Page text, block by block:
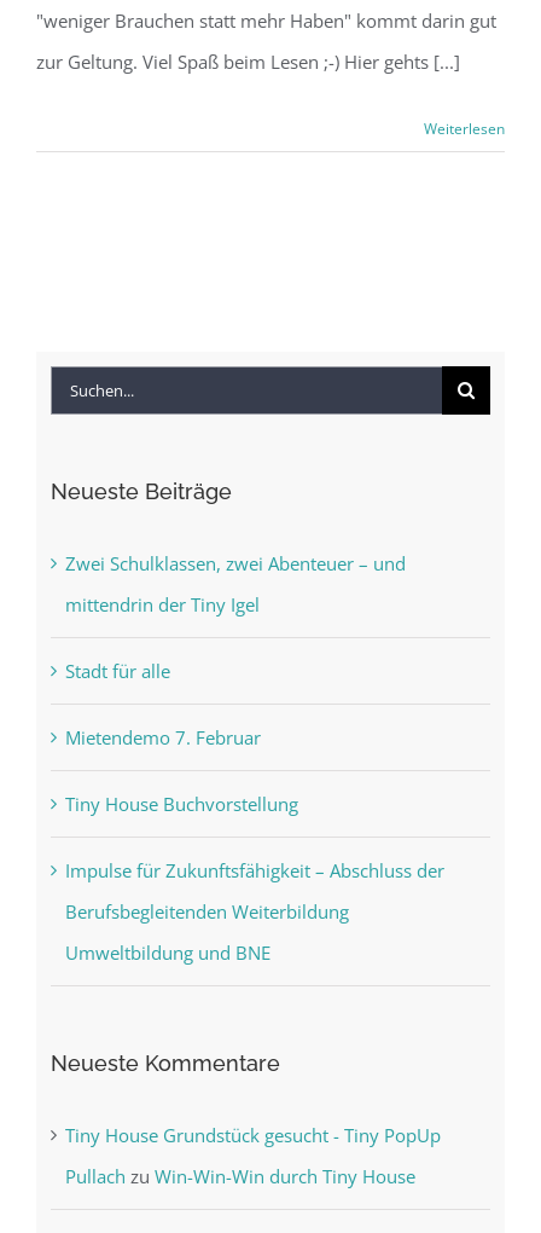
"weniger Brauchen statt mehr Haben" kommt darin gut
zur Geltung. Viel Spaß beim Lesen ;-) Hier gehts [...]
Weiterlesen
Suche
Neueste Beiträge
Zwei Schulklassen, zwei Abenteuer – und
mittendrin der Tiny Igel
Stadt für alle
Mietendemo 7. Februar
Tiny House Buchvorstellung
Impulse für Zukunftsfähigkeit – Abschluss der
Berufsbegleitenden Weiterbildung
Umweltbildung und BNE
Neueste Kommentare
Tiny House Grundstück gesucht - Tiny PopUp
Pullach zu Win-Win-Win durch Tiny House